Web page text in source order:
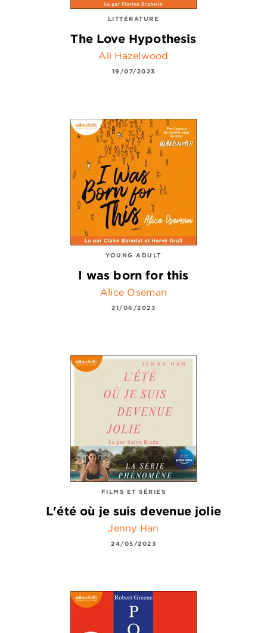
LITTÉRATURE
The Love Hypothesis
Ali Hazelwood
19/07/2023
YOUNG ADULT
I was born for this
Alice Oseman
21/06/2023
FILMS ET SÉRIES
L'été où je suis devenue jolie
Jenny Han
24/05/2023